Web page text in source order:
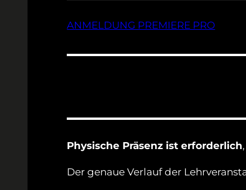
ANMELDUNG PREMIERE PRO
Physische Präsenz ist erforderlich
Der genaue Verlauf der